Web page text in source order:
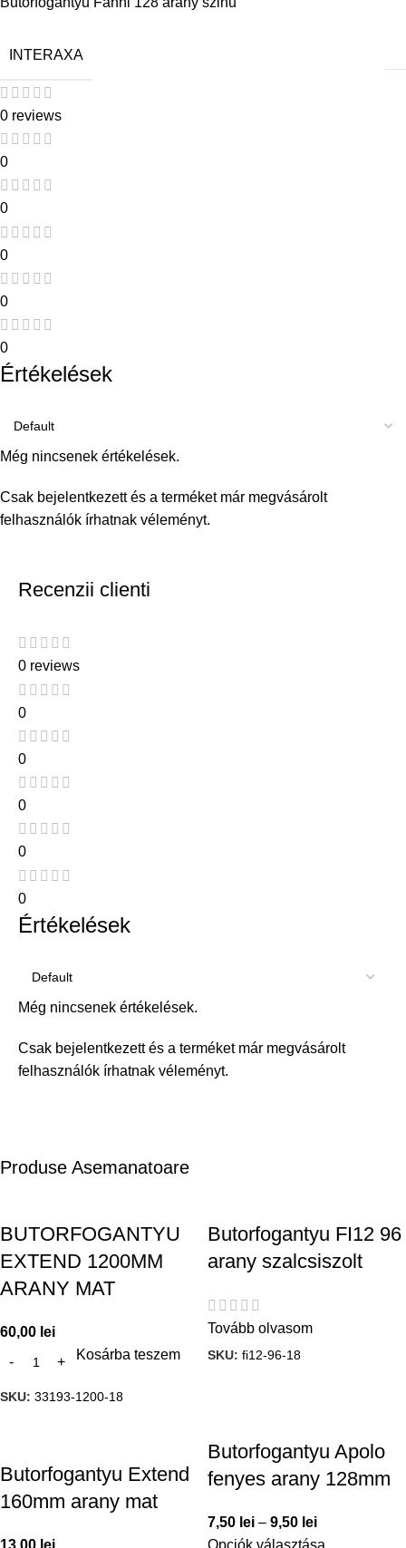
INTERAXA
0 reviews
0
0
0
0
0
Értékelések
Még nincsenek értékelések.
Csak bejelentkezett és a terméket már megvásárolt
felhasználók írhatnak véleményt.
Recenzii clienti
0 reviews
0
0
0
0
0
Értékelések
Még nincsenek értékelések.
Csak bejelentkezett és a terméket már megvásárolt
felhasználók írhatnak véleményt.
Produse Asemanatoare
BUTORFOGANTYU
EXTEND 1200MM
ARANY MAT
60,00 lei
Kosárba teszem
SKU: 33193-1200-18
Butorfogantyu FI12 96
arany szalcsiszolt
Tovább olvasom
SKU: fi12-96-18
Butorfogantyu Extend
160mm arany mat
Butorfogantyu Apolo
fenyes arany 128mm
7,50 lei – 9,50 lei